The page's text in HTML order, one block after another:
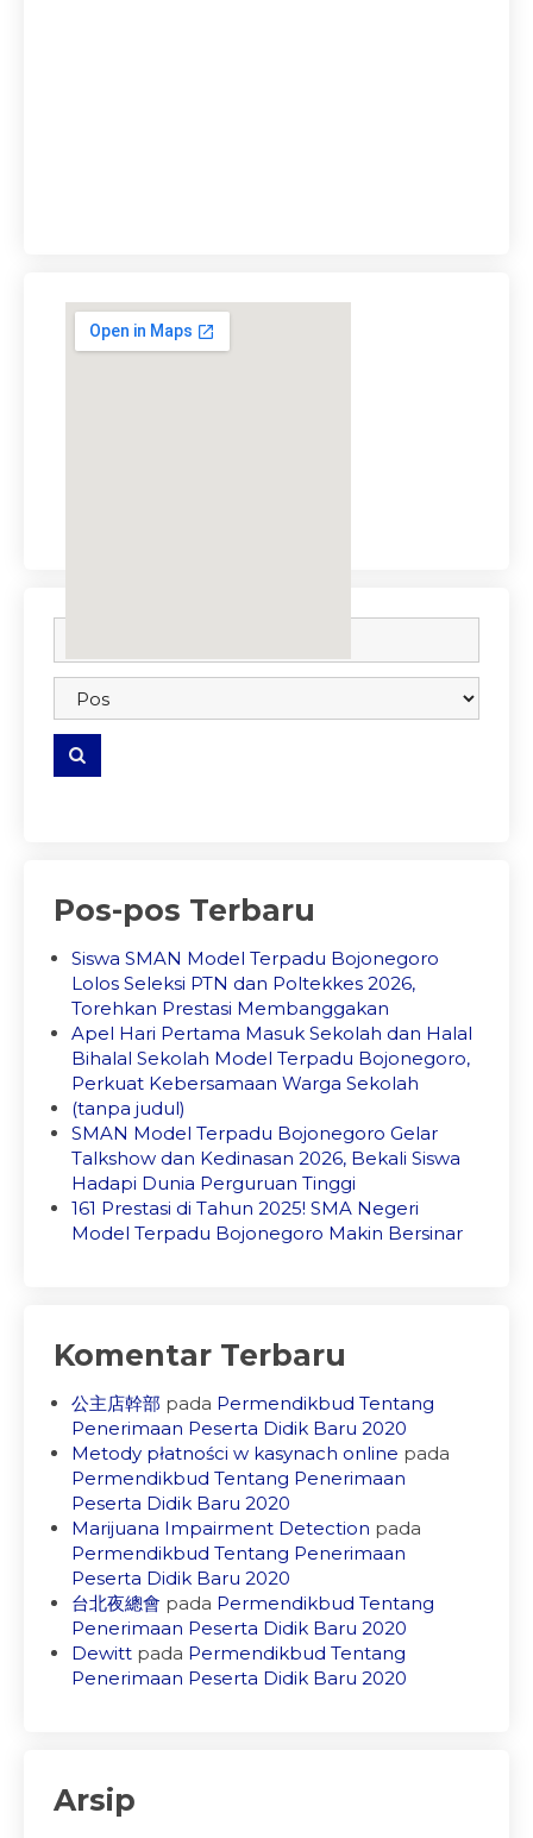
embedgooglemap.net
Pos-pos Terbaru
Siswa SMAN Model Terpadu Bojonegoro
Lolos Seleksi PTN dan Poltekkes 2026,
Torehkan Prestasi Membanggakan
Apel Hari Pertama Masuk Sekolah dan Halal
Bihalal Sekolah Model Terpadu Bojonegoro,
Perkuat Kebersamaan Warga Sekolah
(tanpa judul)
SMAN Model Terpadu Bojonegoro Gelar
Talkshow dan Kedinasan 2026, Bekali Siswa
Hadapi Dunia Perguruan Tinggi
161 Prestasi di Tahun 2025! SMA Negeri
Model Terpadu Bojonegoro Makin Bersinar
Komentar Terbaru
公主店幹部 pada Permendikbud Tentang
Penerimaan Peserta Didik Baru 2020
Metody płatności w kasynach online pada
Permendikbud Tentang Penerimaan
Peserta Didik Baru 2020
Marijuana Impairment Detection pada
Permendikbud Tentang Penerimaan
Peserta Didik Baru 2020
台北夜總會 pada Permendikbud Tentang
Penerimaan Peserta Didik Baru 2020
Dewitt pada Permendikbud Tentang
Penerimaan Peserta Didik Baru 2020
Arsip